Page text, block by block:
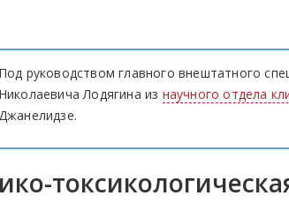
Под руководством главного внештатного
Николаевича Лодягина из научного отдела